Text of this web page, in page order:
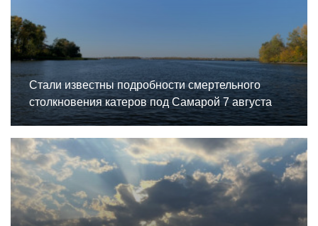
Стали известны подробности смертельного
столкновения катеров под Самарой 7 августа